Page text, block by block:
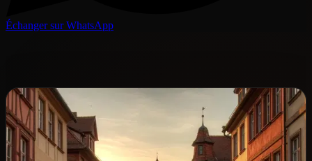
Échanger sur WhatsApp